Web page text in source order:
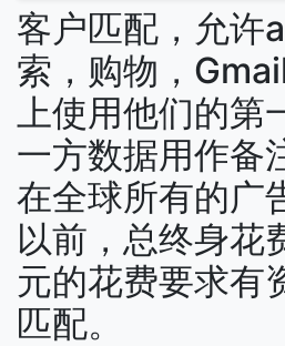
客户匹配，允许
索，购物，
上使用他们的第
一方数据用作备
在全球所有的广
以前，总终身
元的花费要求有
匹配。